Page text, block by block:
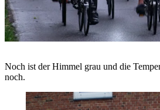
Noch ist der Himmel grau und die
noch.